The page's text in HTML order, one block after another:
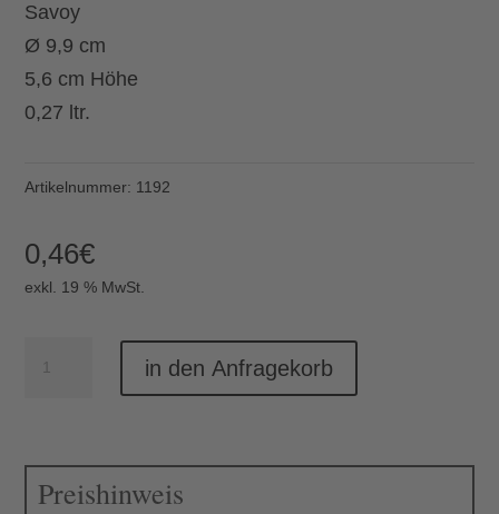
Savoy
Ø 9,9 cm
5,6 cm Höhe
0,27 ltr.
Artikelnummer: 1192
0,46€
exkl. 19 % MwSt.
in den Anfragekorb
Preishinweis